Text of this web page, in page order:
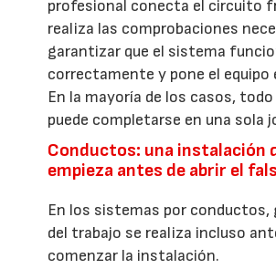
profesional conecta el circuito
realiza las comprobaciones
garantizar que el sistema
correctamente y pone el equipo
En la mayoría de los casos,
puede completarse en una sola
Conductos: una instalación
empieza antes de abrir el
En los sistemas por conductos,
del trabajo se realiza incluso
comenzar la instalación.